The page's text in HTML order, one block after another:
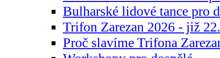
Bulharské lidové tance pro
Trifon Zarezan 2026 - již
Proč slavíme Trifona